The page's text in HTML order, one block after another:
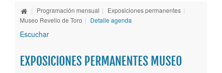
Espacios culturales
Banda Municipal de Música
| Programación mensual | Exposiciones permanentes |
Museo Revello de Toro | Detalle agenda
Escuchar
EXPOSICIONES PERMANENTES MUSEO